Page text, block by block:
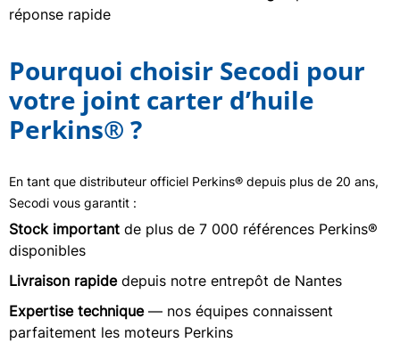
réponse rapide
Pourquoi choisir Secodi pour
votre joint carter d’huile
Perkins® ?
En tant que distributeur officiel Perkins® depuis plus de 20 ans,
Secodi vous garantit :
Stock important de plus de 7 000 références Perkins®
disponibles
Livraison rapidedepuis notre entrepôt de Nantes
Expertise technique— nos équipes connaissent
parfaitement les moteurs Perkins